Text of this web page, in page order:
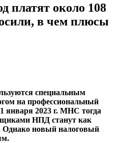
платят около 108
в чем плюсы
специальным
на профессиональный
января 2023 г. МНС тогда
НПД станут как
новый налоговый